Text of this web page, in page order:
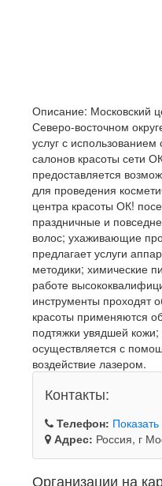
Описание: Московский
Северо-восточном
услуг с
салонов красоты сети
предоставляется
для проведения
центра красоты ОК!
праздничные и
волос; ухаживающие
предлагает услуги
методики; химические
работе
инструменты проходят
красоты применяются
подтяжки увядшей
осуществляется с
воздействие лазером.
Контакты:
Телефон:
Адрес: Россия, г
Организации на